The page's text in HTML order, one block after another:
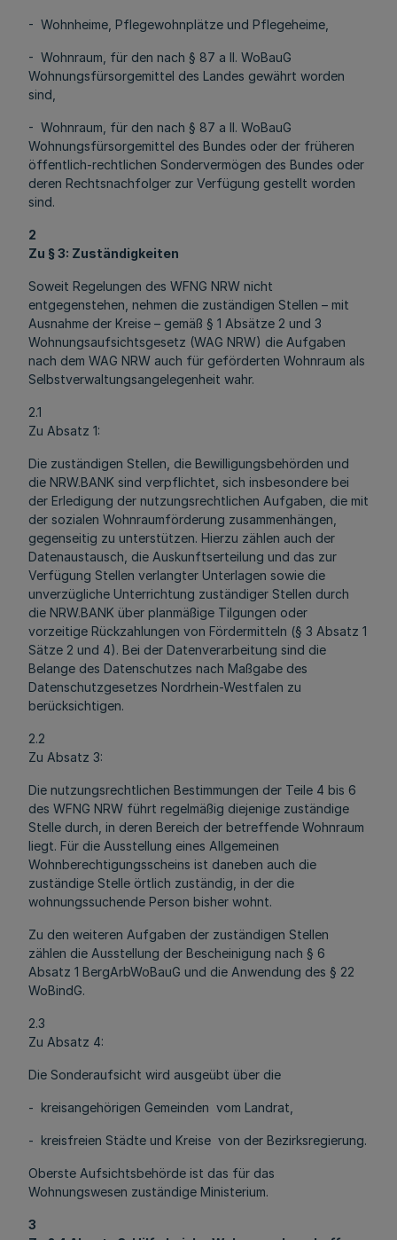
- Wohnheime, Pflegewohnplätze und Pflegeheime,
- Wohnraum, für den nach § 87 a II. WoBauG
Wohnungsfürsorgemittel des Landes gewährt worden
sind,
- Wohnraum, für den nach § 87 a II. WoBauG
Wohnungsfürsorgemittel des Bundes oder der früheren
öffentlich-rechtlichen Sondervermögen des Bundes oder
deren Rechtsnachfolger zur Verfügung gestellt worden
sind.
2
Zu § 3: Zuständigkeiten
Soweit Regelungen des WFNG NRW nicht
entgegenstehen, nehmen die zuständigen Stellen – mit
Ausnahme der Kreise – gemäß § 1 Absätze 2 und 3
Wohnungsaufsichtsgesetz (WAG NRW) die Aufgaben
nach dem WAG NRW auch für geförderten Wohnraum als
Selbstverwaltungsangelegenheit wahr.
2.1
Zu Absatz 1:
Die zuständigen Stellen, die Bewilligungsbehörden und
die NRW.BANK sind verpflichtet, sich insbesondere bei
der Erledigung der nutzungsrechtlichen Aufgaben, die mit
der sozialen Wohnraumförderung zusammenhängen,
gegenseitig zu unterstützen. Hierzu zählen auch der
Datenaustausch, die Auskunftserteilung und das zur
Verfügung Stellen verlangter Unterlagen sowie die
unverzügliche Unterrichtung zuständiger Stellen durch
die NRW.BANK über planmäßige Tilgungen oder
vorzeitige Rückzahlungen von Fördermitteln (§ 3 Absatz 1
Sätze 2 und 4). Bei der Datenverarbeitung sind die
Belange des Datenschutzes nach Maßgabe des
Datenschutzgesetzes Nordrhein-Westfalen zu
berücksichtigen.
2.2
Zu Absatz 3:
Die nutzungsrechtlichen Bestimmungen der Teile 4 bis 6
des WFNG NRW führt regelmäßig diejenige zuständige
Stelle durch, in deren Bereich der betreffende Wohnraum
liegt. Für die Ausstellung eines Allgemeinen
Wohnberechtigungsscheins ist daneben auch die
zuständige Stelle örtlich zuständig, in der die
wohnungssuchende Person bisher wohnt.
Zu den weiteren Aufgaben der zuständigen Stellen
zählen die Ausstellung der Bescheinigung nach § 6
Absatz 1 BergArbWoBauG und die Anwendung des § 22
WoBindG.
2.3
Zu Absatz 4:
Die Sonderaufsicht wird ausgeübt über die
- kreisangehörigen Gemeinden vom Landrat,
- kreisfreien Städte und Kreise von der Bezirksregierung.
Oberste Aufsichtsbehörde ist das für das
Wohnungswesen zuständige Ministerium.
3